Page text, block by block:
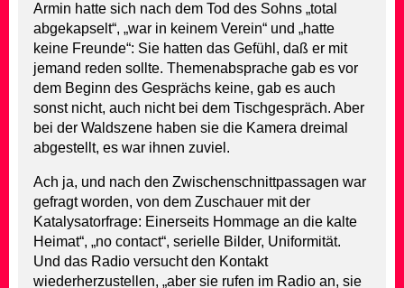
Armin hatte sich nach dem Tod des Sohns „total
abgekapselt“, „war in keinem Verein“ und „hatte
keine Freunde“: Sie hatten das Gefühl, daß er mit
jemand reden sollte. Themenabsprache gab es vor
dem Beginn des Gesprächs keine, gab es auch
sonst nicht, auch nicht bei dem Tischgespräch. Aber
bei der Waldszene haben sie die Kamera dreimal
abgestellt, es war ihnen zuviel.
Ach ja, und nach den Zwischenschnittpassagen war
gefragt worden, von dem Zuschauer mit der
Katalysatorfrage: Einerseits Hommage an die kalte
Heimat“, „no contact“, serielle Bilder, Uniformität.
Und das Radio versucht den Kontakt
wiederherzustellen, „aber sie rufen im Radio an, sie